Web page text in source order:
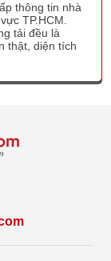
thông tin nhà
TP.HCM.
tải đều là
thật, diện tích